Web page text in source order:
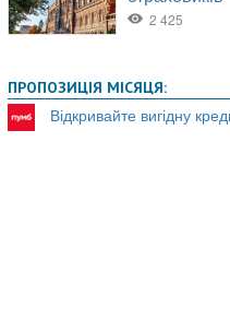
ПРОПОЗИЦІЯ МІСЯЦЯ:
Відкривайте вигідну